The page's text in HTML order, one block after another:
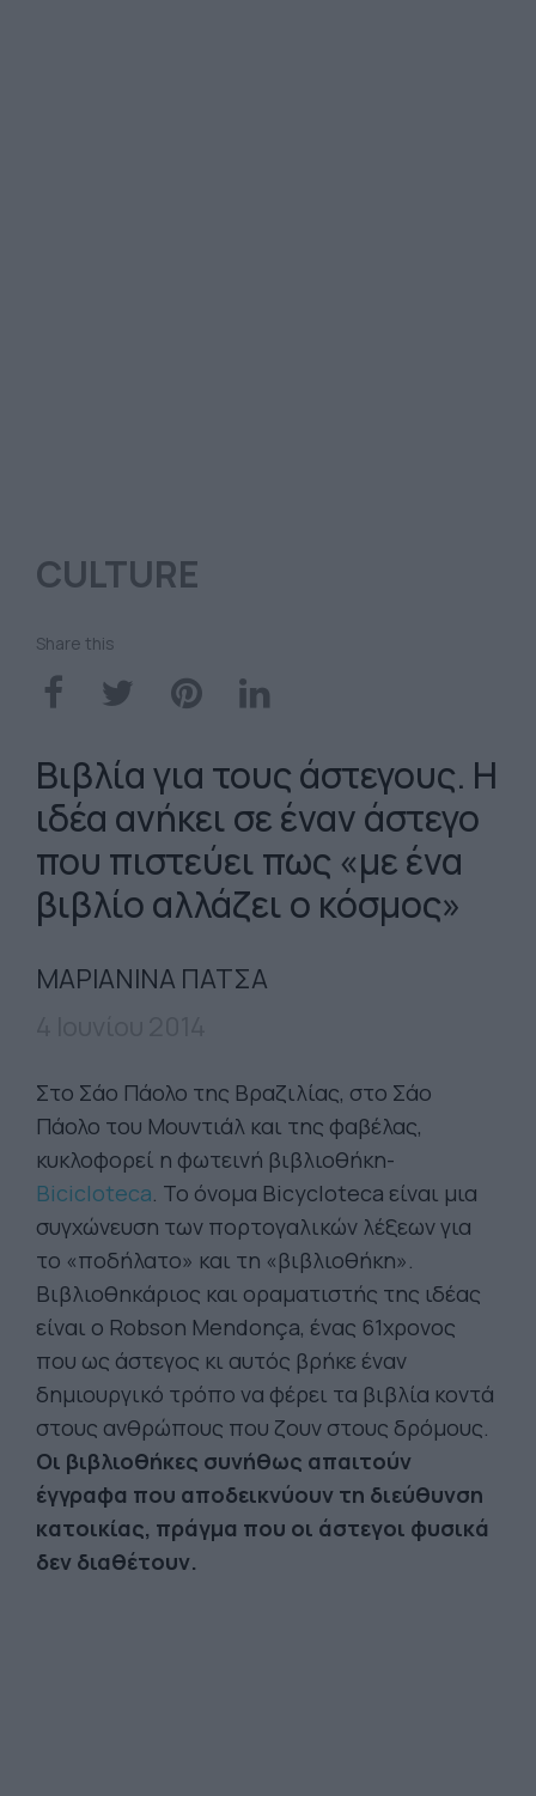
CULTURE
Share this
Βιβλία για τους άστεγους. Η
ιδέα ανήκει σε έναν άστεγο
που πιστεύει πως «με ένα
βιβλίο αλλάζει ο κόσμος»
ΜΑΡΙΑΝΙΝΑ ΠΑΤΣΑ
Στο Σάο Πάολο της Βραζιλίας, στο Σάο
Πάολο του Μουντιάλ και της φαβέλας,
κυκλοφορεί η φωτεινή βιβλιοθήκη-
Bicicloteca. Το όνομα Bicycloteca είναι μια
συγχώνευση των πορτογαλικών λέξεων για
το «ποδήλατο» και τη «βιβλιοθήκη».
Βιβλιοθηκάριος και οραματιστής της ιδέας
είναι ο Robson Mendonça, ένας 61χρονος
που ως άστεγος κι αυτός βρήκε έναν
δημιουργικό τρόπο να φέρει τα βιβλία κοντά
στους ανθρώπους που ζουν στους δρόμους.
Οι βιβλιοθήκες συνήθως απαιτούν
έγγραφα που αποδεικνύουν τη διεύθυνση
κατοικίας, πράγμα που οι άστεγοι φυσικά
δεν διαθέτουν.